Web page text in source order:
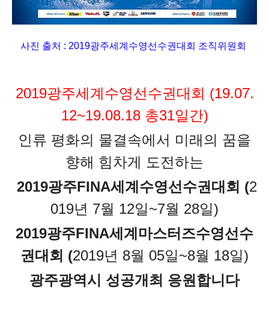
사진 출처 : 2019광주세계수영선수권대회 조직위원회
2019광주세계수영선수권대회 (19.07.
12~19.08.18 총31일간)
인류 평화의 물결속에서 미래의 꿈을
향해 힘차게 도전하는
2019광주FINA세계수영선수권대회 (2
019년 7월 12일~7월 28일)
2019광주FINA세계마스터즈수영선수
권대회 (2019년 8월 05일~8월 18일)
광주광역시 성공개최 응원합니다